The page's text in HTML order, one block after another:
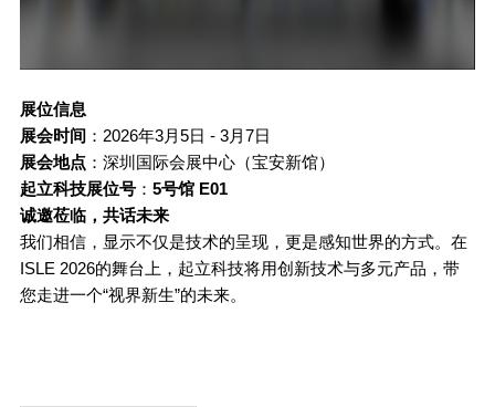
展位信息
展会时间 ： 2026年3月5日 - 3月7日
展会地点：深圳国际会展中心（宝安新馆）
起立科技展位号： 5号馆E01
诚邀莅临，共话未来
我们相信，显示不仅是技术的呈现，更是感知世界的方式。在
ISLE 2026的舞台上，起立科技将用创新技术与多元产品，带
您走进一个“视界新生”的未来。